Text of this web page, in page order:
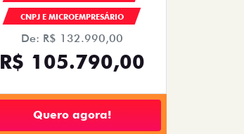
CNPJ E MICROEMPRESÁRIO
De: R$ 132.990,00
R$ 105.790,00
Quero agora!